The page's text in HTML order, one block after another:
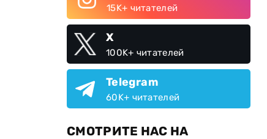
15K+ читателей
X
100K+ читателей
Telegram
60K+ читателей
СМОТРИТЕ НАС НА